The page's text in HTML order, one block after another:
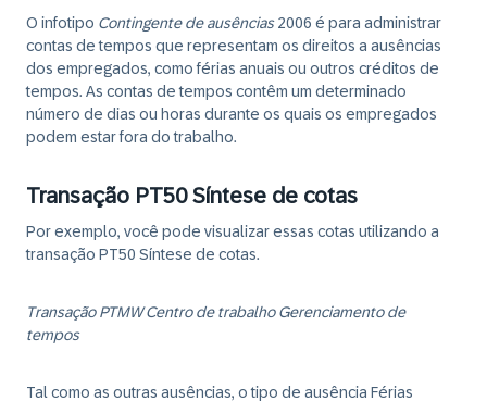
O infotipo Contingente de ausências2006 é para administrar
contas de tempos que representam os direitos a ausências
dos empregados, como férias anuais ou outros créditos de
tempos. As contas de tempos contêm um determinado
número de dias ou horas durante os quais os empregados
podem estar fora do trabalho.
Transação PT50 Síntese de cotas
Por exemplo, você pode visualizar essas cotas utilizando a
transação PT50 Síntese de cotas.
Transação PTMW Centro de trabalho Gerenciamento de
tempos
Tal como as outras ausências, o tipo de ausência Férias